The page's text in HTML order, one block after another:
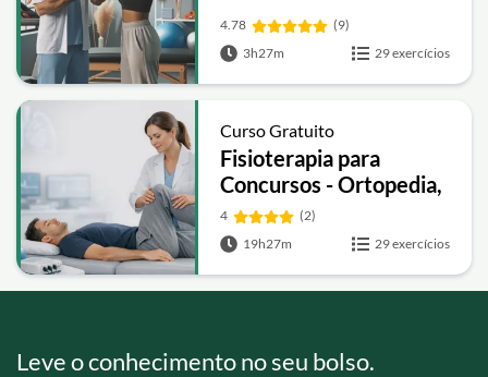
4.78
(9)
3h27m
29 exercícios
Curso Gratuito
Fisioterapia para
Concursos - Ortopedia,
Neuro,
Cardiorrespiratória e
4
(2)
19h27m
29 exercícios
Leve o conhecimento no seu bolso.